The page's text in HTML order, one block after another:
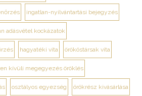
ingatlan-nyilvántartási bejegyzés
adásvétel kockázatok
hagyatéki vita örököstársak vita
kívüli megegyezés öröklés
osztályos egyezség örökrész kivásárlása